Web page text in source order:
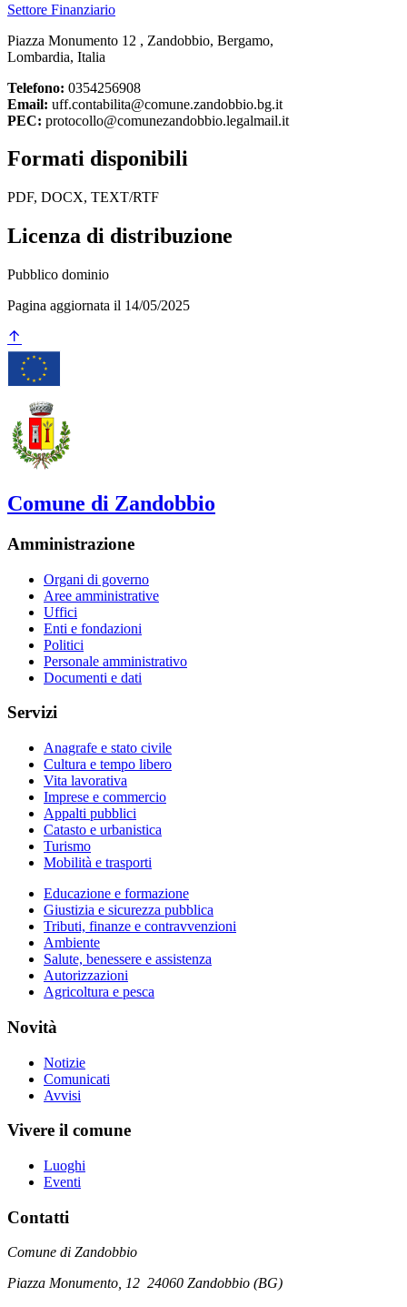
Settore Finanziario
Piazza Monumento 12 , Zandobbio, Bergamo,
Lombardia, Italia
Telefono: 0354256908
Email: uff.contabilita@comune.zandobbio.bg.it
PEC: protocollo@comunezandobbio.legalmail.it
Formati disponibili
PDF, DOCX, TEXT/RTF
Licenza di distribuzione
Pubblico dominio
Pagina aggiornata il 14/05/2025
Comune di Zandobbio
Amministrazione
Organi di governo
Aree amministrative
Uffici
Enti e fondazioni
Politici
Personale amministrativo
Documenti e dati
Servizi
Anagrafe e stato civile
Cultura e tempo libero
Vita lavorativa
Imprese e commercio
Appalti pubblici
Catasto e urbanistica
Turismo
Mobilità e trasporti
Educazione e formazione
Giustizia e sicurezza pubblica
Tributi, finanze e contravvenzioni
Ambiente
Salute, benessere e assistenza
Autorizzazioni
Agricoltura e pesca
Novità
Notizie
Comunicati
Avvisi
Vivere il comune
Luoghi
Eventi
Contatti
Comune di Zandobbio
Piazza Monumento, 12 24060 Zandobbio (BG)